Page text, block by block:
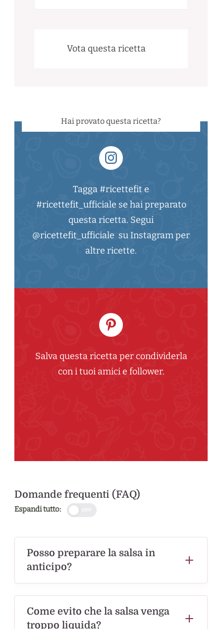
Vota questa ricetta
Hai provato questa ricetta?
Tagga #ricettefit e
#ricettefit_ufficiale se hai preparato
questa ricetta. Segui
@ricettefit_ufficiale su Instagram per
altre ricette.
Salva questa ricetta per condividerla
con i tuoi amici e follower.
Domande frequenti (FAQ)
Espandi tutto:
Posso preparare la salsa in
anticipo?
Come evito che la salsa venga
troppo liquida?